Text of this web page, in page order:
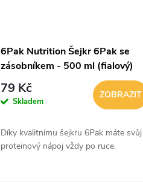
6Pak Nutrition Šejkr 6Pak se
zásobníkem - 500 ml (fialový)
79 Kč
Skladem
ZOBRAZIT
Díky kvalitnímu šejkru 6Pak máte svůj
proteinový nápoj vždy po ruce.